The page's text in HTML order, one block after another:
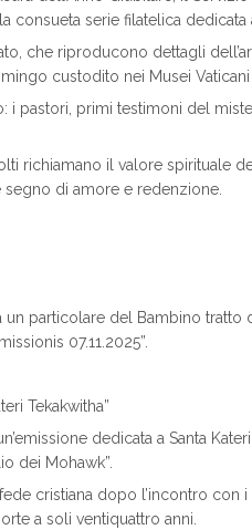
consueta serie filatelica dedicata
che riproducono dettagli
custodito nei Musei
i pastori, primi testimoni del
richiamano il valore spirituale
di amore e redenzione.
un particolare del Bambino
07.11.2025”.
Tekakwitha”
dedicata a Santa
dei Mohawk”.
cristiana dopo l’incontro con
a soli ventiquattro anni.